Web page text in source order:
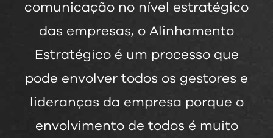
comunicação no nível estratégico
das empresas, o Alinhamento
Estratégico é um processo que
pode envolver todos os gestores e
lideranças da empresa porque o
envolvimento de todos é muito